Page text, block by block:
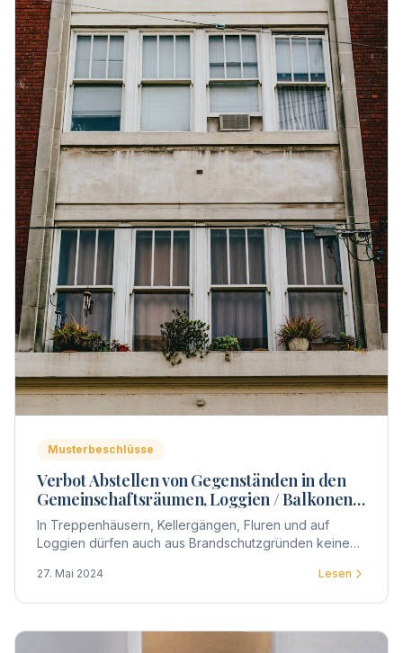
Musterbeschlüsse
Verbot Abstellen von Gegenständen in den
Gemeinschaftsräumen, Loggien / Balkonen
und Fluren
In Treppenhäusern, Kellergängen, Fluren und auf
Loggien dürfen auch aus Brandschutzgründen keine
27. Mai 2024 Lesen